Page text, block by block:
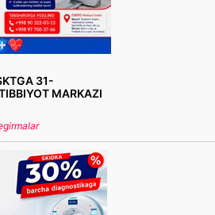
31-
MARKAZI